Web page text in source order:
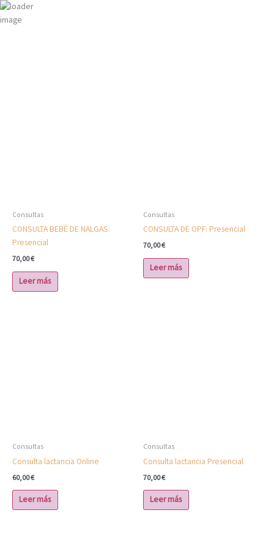
Ir
al
Consultas
CONSULTA BEBÉ DE NALGAS:
Presencial
70,00€
Leer más
Consultas
CONSULTA DE OPF: Presencial
70,00€
Leer más
Consultas
Consulta lactancia Online
60,00€
Leer más
Consultas
Consulta lactancia Presencial
70,00€
Leer más